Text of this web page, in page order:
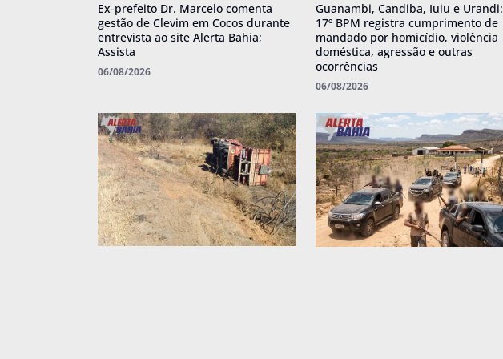
Ex-prefeito Dr. Marcelo comenta
gestão de Clevim em Cocos durante
entrevista ao site Alerta Bahia;
Assista
06/08/2026
Guanambi, Candiba, Iuiu e Urandi:
17º BPM registra cumprimento de
mandado por homicídio, violência
doméstica, agressão e outras
ocorrências
06/08/2026